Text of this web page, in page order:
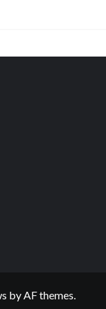
by AF themes.